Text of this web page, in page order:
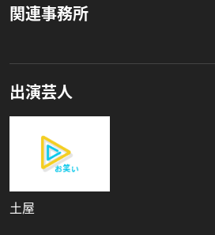
関連事務所
出演芸人
土屋